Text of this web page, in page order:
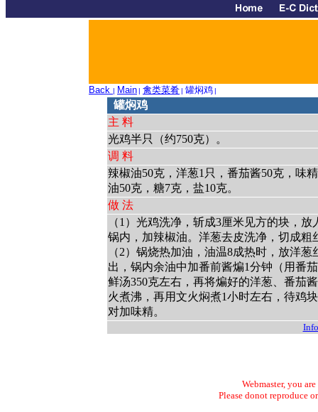
Back | Main| 禽类菜肴| 罐焖鸡|
罐焖鸡
主 料
光鸡半只（约750克）。
调 料
辣椒油50克，洋葱1只，番茄酱50克，味
油50克，糖7克，盐10克。
做 法
（1）光鸡洗净，斩成3厘米见方的块，放
锅内，加辣椒油。洋葱去皮洗净，切成粗
（2）锅烧热加油，油温8成热时，放洋葱
出，锅内余油中加番前酱煸1分钟（用番
鲜汤350克左右，再将煸好的洋葱、番茄
火煮沸，再用文火焖煮1小时左右，待鸡
对加味精。
Webmaster, you
Please donot reproduce